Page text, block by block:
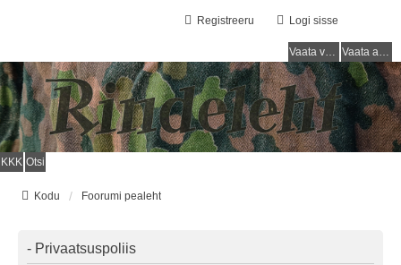
Logi sisse
Registreeru
Vaata vastamata teemasi Vaata aktiivseid teemasid
KKK Otsi
Kodu Foorumi pealeht
- Privaatsuspoliis